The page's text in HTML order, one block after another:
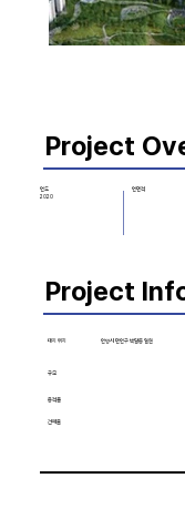
Project
연도
2020
연면적
Project
대지 위치 안양시 만안구 박달동 일원
규모
용적률
건폐율